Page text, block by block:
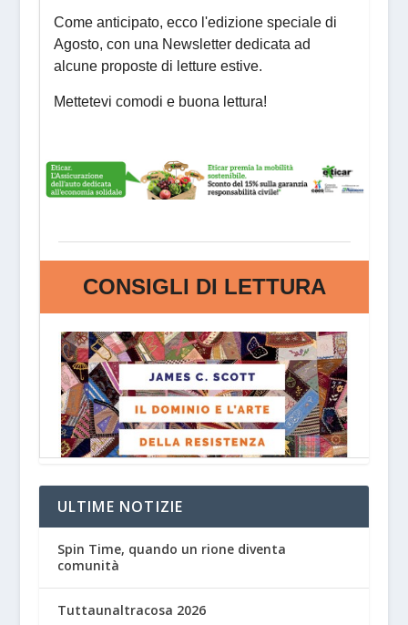
ULTIME NOTIZIE
Spin Time, quando un rione diventa
comunità
Tuttaunaltracosa 2026